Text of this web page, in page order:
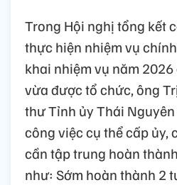
Trong Hội nghị tổng kết
thực hiện nhiệm vụ
khai nhiệm vụ năm
vừa được tổ chức, ông
thư Tỉnh ủy Thái
công việc cụ thể cấp ủy,
cần tập trung hoàn
như: Sớm hoàn thành 2